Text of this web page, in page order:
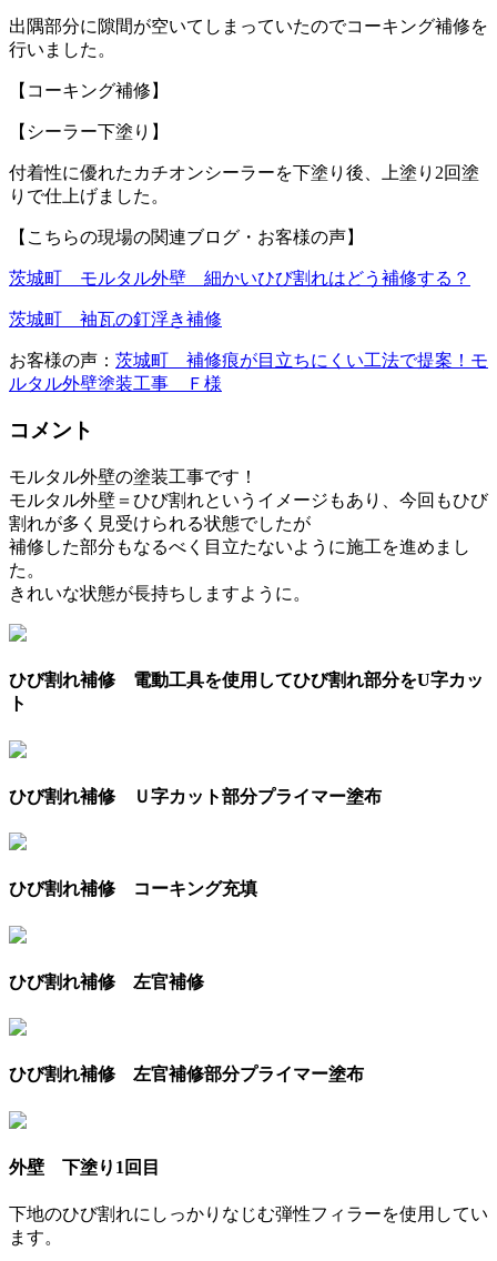
出隅部分に隙間が空いてしまっていたのでコーキング補修を
行いました。
【コーキング補修】
【シーラー下塗り】
付着性に優れたカチオンシーラーを下塗り後、上塗り2回塗
りで仕上げました。
【こちらの現場の関連ブログ・お客様の声】
茨城町 モルタル外壁 細かいひび割れはどう補修する？
茨城町 袖瓦の釘浮き補修
お客様の声： 茨城町 補修痕が目立ちにくい工法で提案！モ
ルタル外壁塗装工事 Ｆ様
コメント
モルタル外壁の塗装工事です！
モルタル外壁＝ひび割れというイメージもあり、今回もひび
割れが多く見受けられる状態でしたが
補修した部分もなるべく目立たないように施工を進めまし
た。
きれいな状態が長持ちしますように。
ひび割れ補修 電動工具を使用してひび割れ部分をU字カッ
ト
ひび割れ補修 Ｕ字カット部分プライマー塗布
ひび割れ補修 コーキング充填
ひび割れ補修 左官補修
ひび割れ補修 左官補修部分プライマー塗布
外壁 下塗り1回目
下地のひび割れにしっかりなじむ弾性フィラーを使用してい
ます。